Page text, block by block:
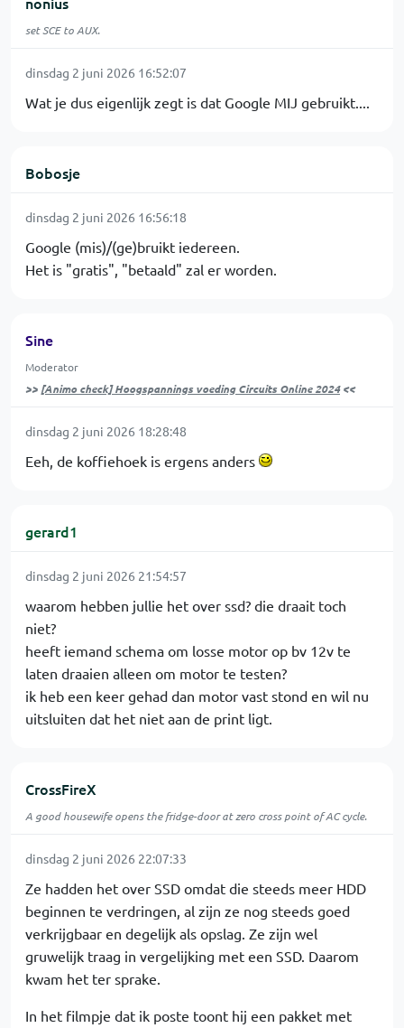
set SCE to AUX.
dinsdag 2 juni 2026 16:52:07
Wat je dus eigenlijk zegt is dat Google MIJ gebruikt....
Bobosje
dinsdag 2 juni 2026 16:56:18
Google (mis)/(ge)bruikt iedereen.
Het is "gratis", "betaald" zal er worden.
Sine
Moderator
>> [Animo check] Hoogspannings voeding Circuits Online 2024<<
dinsdag 2 juni 2026 18:28:48
Eeh, de koffiehoek is ergens anders
gerard1
dinsdag 2 juni 2026 21:54:57
waarom hebben jullie het over ssd? die draait toch
niet?
heeft iemand schema om losse motor op bv 12v te
laten draaien alleen om motor te testen?
ik heb een keer gehad dan motor vast stond en wil nu
uitsluiten dat het niet aan de print ligt.
CrossFireX
A good housewife opens the fridge-door at zero cross point of AC cycle.
dinsdag 2 juni 2026 22:07:33
Ze hadden het over SSD omdat die steeds meer HDD
beginnen te verdringen, al zijn ze nog steeds goed
verkrijgbaar en degelijk als opslag. Ze zijn wel
gruwelijk traag in vergelijking met een SSD. Daarom
kwam het ter sprake.
In het filmpje dat ik poste toont hij een pakket met